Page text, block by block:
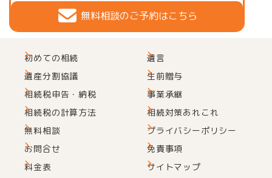
無料相談のご予約はこちら
初めての相続
遺産分割協議
相続税申告・納税
相続税の計算方法
遺言
生前贈与
事業承継
相続対策あれこれ
無料相談
お問合せ
料金表
プライバシーポリシー
免責事項
サイトマップ